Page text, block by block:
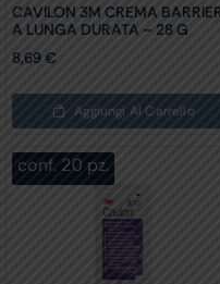
CAVILON 3M CREMA
A LUNGA DURATA – 28 G
8,69€
Aggiungi Al Carrello
conf. 20 pz.